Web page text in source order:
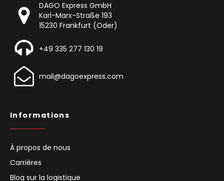
DAGO Express GmbH
Karl-Marx-Straße 193
15230 Frankfurt (Oder)
+49 335 277 130 19
mail@dagoexpress.com
Informations
À propos de nous
Carrières
Blog sur la logistique